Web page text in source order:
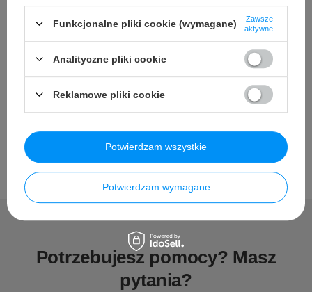
Szczegółowe dane
Opinie
Potrzebujesz pomocy? Masz
pytania?
Funkcjonalne pliki cookie (wymagane)
Zawsze
aktywne
Analityczne pliki cookie
Reklamowe pliki cookie
Potwierdzam wymagane
Potwierdzam wszystkie